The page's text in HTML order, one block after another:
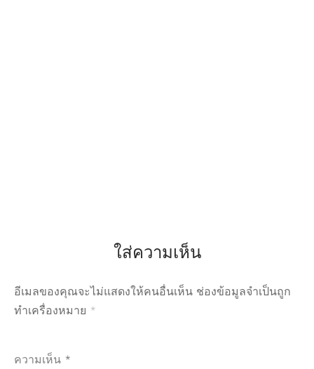
ใส่ความเห็น
อีเมลของคุณจะไม่แสดงให้คนอื่นเห็น ช่องข้อมูลจำเป็นถูก
ทำเครื่องหมาย *
ความเห็น *